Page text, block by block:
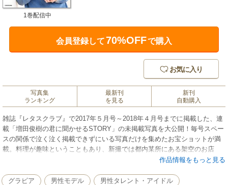
1巻配信中
会員登録して70%OFFで購入
お気に入り
写真集
ランキング
最新刊
を見る
新刊
自動購入
雑誌『レタスクラブ』で2017年５月号～2018年４月号までに掲載した、連
載「増田俊樹の君に聞かせるSTORY」の未掲載写真を大公開！毎号スペー
スの関係で泣く泣く掲載できずにいる写真だけを集めたお宝ショットが満
載。料理が趣味ということもあり、新撮では都内某所にある架空のお店
「masuda食堂」のオーナーシェフとして腕をふるう姿をレシピとともに紹
実。※本作品には、初版の紙書籍に付属している「初版限定Ｂ４ポスタ
作品情報をもっと見る
グラビア 男性モデル 男性タレント・アイドル